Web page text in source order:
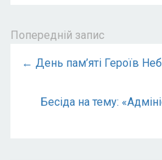
Попередній запис
← День пам’яті Героїв
Бесіда на тему: